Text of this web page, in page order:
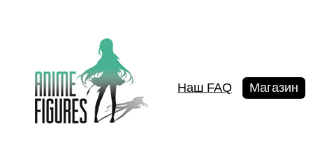
Наш FAQ Магазин